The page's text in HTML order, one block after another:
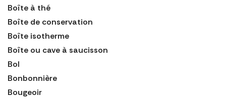
Boîte à thé
Boîte de conservation
Boîte isotherme
Boîte ou cave à saucisson
Bol
Bonbonnière
Bougeoir